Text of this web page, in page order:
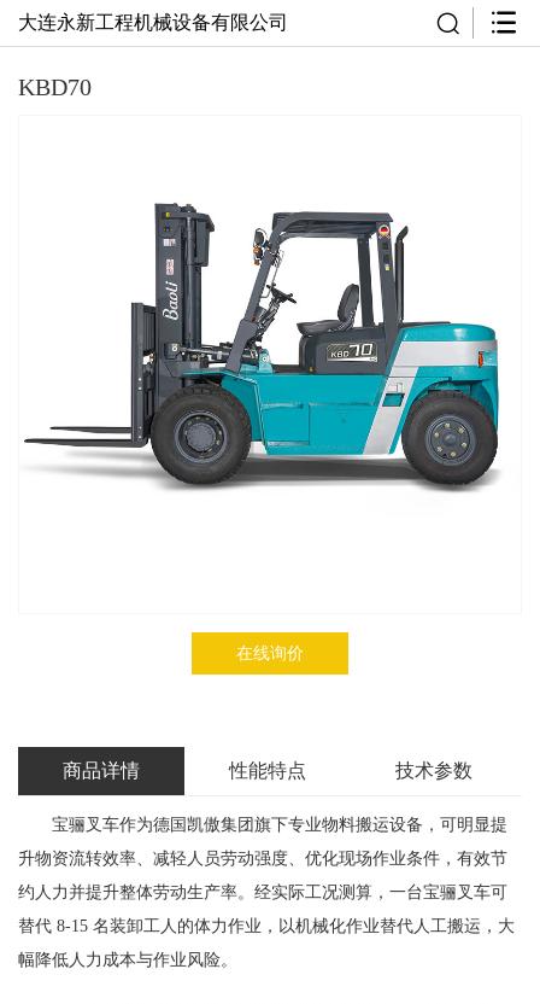
大连永新工程机械设备有限公司
KBD70
在线询价
商品详情 性能特点 技术参数
宝骊叉车作为德国凯傲集团旗下专业物料搬运设备，可明显提
升物资流转效率、减轻人员劳动强度、优化现场作业条件，有效节
约人力并提升整体劳动生产率。经实际工况测算，一台宝骊叉车可
替代 8-15 名装卸工人的体力作业，以机械化作业替代人工搬运，大
幅降低人力成本与作业风险。